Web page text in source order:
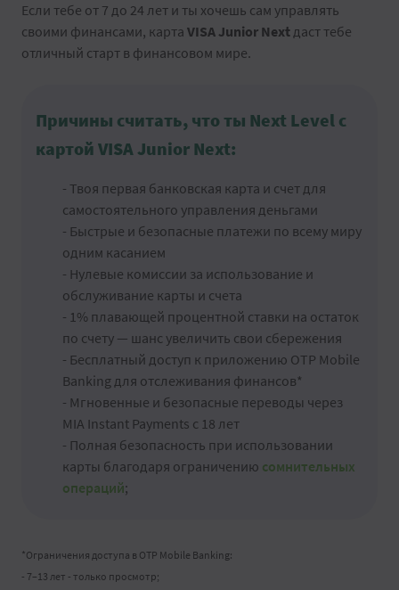
Если тебе от 7 до 24 лет и ты хочешь сам управлять
своими финансами, карта VISA Junior Nextдаст тебе
отличный старт в финансовом мире.
Причины считать, что ты Next Level с
картой VISA Junior Next:
- Твоя первая банковская карта и счет для
самостоятельного управления деньгами
- Быстрые и безопасные платежи по всему миру
одним касанием
- Нулевые комиссии за использование и
обслуживание карты и счета
- 1% плавающей процентной ставки на остаток
по счету — шанс увеличить свои сбережения
- Бесплатный доступ к приложению OTP Mobile
Banking для отслеживания финансов*
- Мгновенные и безопасные переводы через
MIA Instant Payments с 18 лет
- Полная безопасность при использовании
карты благодаря ограничению сомнительных
операций;
*Ограничения доступа в OTP Mobile Banking:
- 7–13 лет - только просмотр;